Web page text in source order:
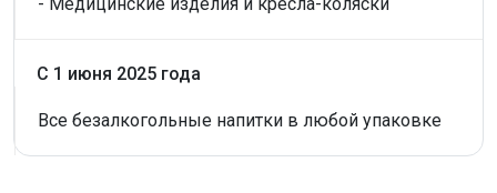
С 1 июня 2025 года
Все безалкогольные напитки в любой упаковке